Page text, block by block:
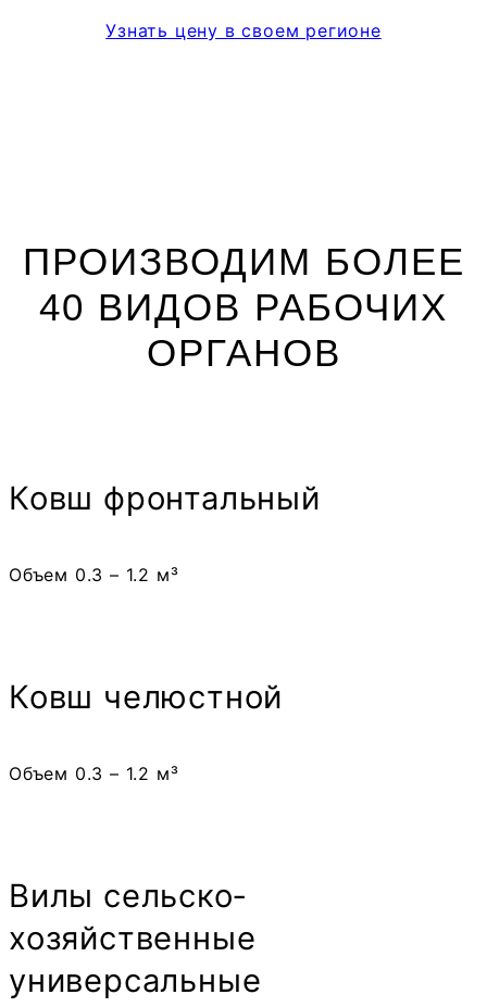
Узнать цену в своем регионе
ПРОИЗВОДИМ БОЛЕЕ
40 ВИДОВ РАБОЧИХ
ОРГАНОВ
Ковш фронтальный
Объем 0.3 – 1.2 м³
Ковш челюстной
Объем 0.3 – 1.2 м³
Вилы сельско­
хозяйственные
универсальные